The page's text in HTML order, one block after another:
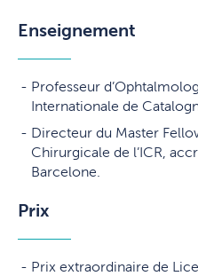
Enseignement
Professeur
Internationale de
Directeur du Master
Chirurgicale de l’ICR,
Barcelone.
Prix
Prix extraordinaire de